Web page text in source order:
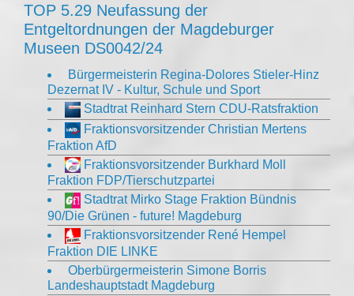
TOP 5.29 Neufassung der
Entgeltordnungen der Magdeburger
Museen DS0042/24
Bürgermeisterin Regina-Dolores Stieler-Hinz
Dezernat IV - Kultur, Schule und Sport
Stadtrat Reinhard Stern CDU-Ratsfraktion
Fraktionsvorsitzender Christian Mertens
Fraktion AfD
Fraktionsvorsitzender Burkhard Moll
Fraktion FDP/Tierschutzpartei
Stadtrat Mirko Stage Fraktion Bündnis
90/Die Grünen - future! Magdeburg
Fraktionsvorsitzender René Hempel
Fraktion DIE LINKE
Oberbürgermeisterin Simone Borris
Landeshauptstadt Magdeburg